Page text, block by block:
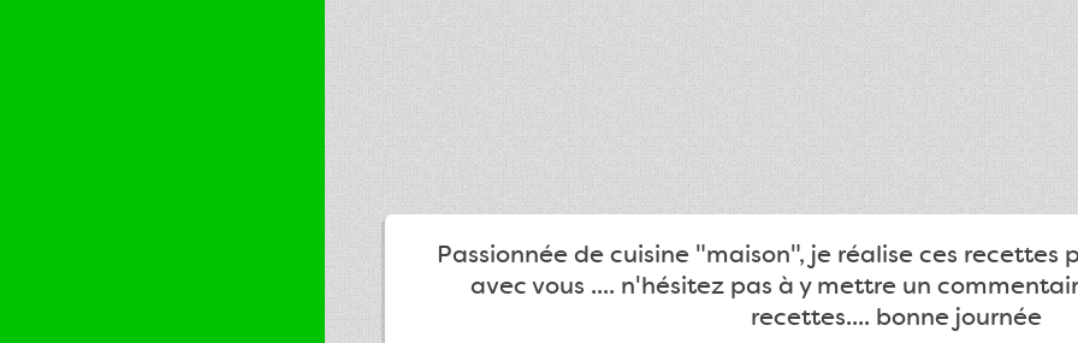
Passionnée de cuisine "maison", je réalise ces recettes
avec vous .... n'hésitez pas à y mettre un
recettes.... bonne journée